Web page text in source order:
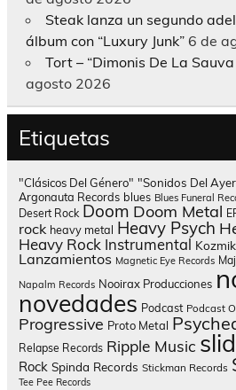
Steak lanza un segundo
álbum con “Luxury Junk” 6 de
Tort – “Dimonis De La
agosto 2026
Etiquetas
"Clásicos Del Género" "Sonidos Del
Argonauta Records blues Blues Funeral
Desert Rock Doom Doom Metal
rock heavy metal Heavy Psych
Heavy Rock Instrumental
Lanzamientos Magnetic Eye Records
Napalm Records Nooirax Producciones
novedades Podcast Podcast
Progressive Proto Metal
Relapse Records Ripple Music
Rock Spinda Records Stickman Records
Tee Pee Records